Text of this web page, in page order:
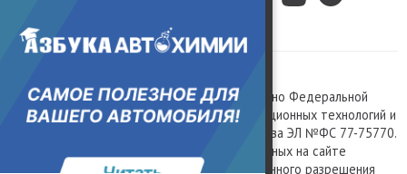
Сетевое издание «Kolesa.ru», зарегистрировано Федеральной
службой по надзору в сфере связи, информационных технологий и
массовых коммуникаций, номер свидетельства ЭЛ №ФС 77-75770.
Любое использование материалов, размещенных на сайте
www.kolesa.ru, допускается только с письменного разрешения